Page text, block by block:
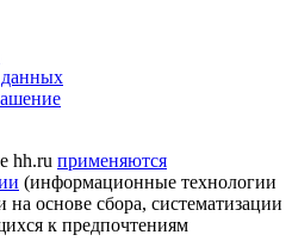
hh.ru применяются
(информационные технологии
основе сбора, систематизации
к предпочтениям